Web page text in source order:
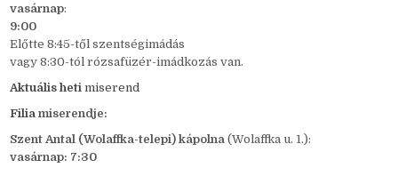
vasárnap:
9:00
Előtte 8:45-től szentségimádás
vagy 8:30-tól rózsafüzér-imádkozás van.
Aktuális heti miserend
Filia miserendje:
Szent Antal (Wolaffka-telepi) kápolna (Wolaffka u. 1.):
vasárnap: 7:30